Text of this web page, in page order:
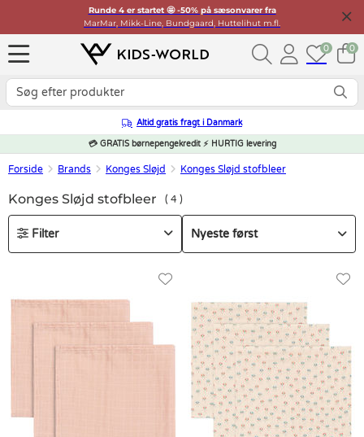
Runde 4 er startet 🤩 -50% på sæsonvarer fra
MarMar, Mikk-Line, Bundgaard, Huttelihut m.fl.
0 0
Altid gratis fragt i Danmark
💳 GRATIS børnepengekredit ⚡ HURTIG levering
Forside Brands Konges Sløjd Konges Sløjd stofbleer
Konges Sløjd stofbleer 4
Filter